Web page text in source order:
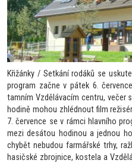
Křižánky / Setkání rodáků se
program začne v pátek 6.
tamním Vzdělávacím centru, večer
hodině mohou zhlédnout film
7. července se v rámci hlavního
mezi desátou hodinou a jednou
chybět nebudou farmářské trhy,
hasičské zbrojnice, kostela a